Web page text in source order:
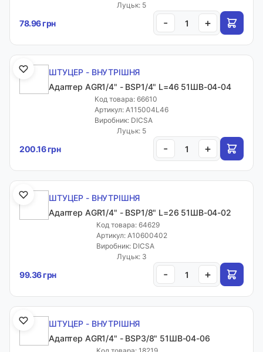
Луцьк: 5
78.96 грн - +
ШТУЦЕР - ВНУТРІШНЯ
Адаптер AGR1/4" - BSP1/4" L=46 51ШВ-04-04
Код товара: 66610
Артикул: A115004L46
Виробник: DICSA
Луцьк: 5
200.16 грн - +
ШТУЦЕР - ВНУТРІШНЯ
Адаптер AGR1/4" - BSP1/8" L=26 51ШВ-04-02
Код товара: 64629
Артикул: A10600402
Виробник: DICSA
Луцьк: 3
99.36 грн - +
ШТУЦЕР - ВНУТРІШНЯ
Адаптер AGR1/4" - BSP3/8" 51ШВ-04-06